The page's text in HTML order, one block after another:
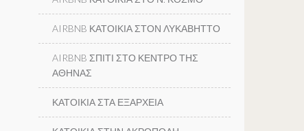
AIRBNB ΚΑΤΟΙΚΙΑ ΣΤΟΝ ΛΥΚΑΒΗΤΤΟ
AIRBNB ΣΠΙΤΙ ΣΤΟ ΚΕΝΤΡΟ ΤΗΣ
ΑΘΗΝΑΣ
ΚΑΤΟΙΚΙΑ ΣΤΑ ΕΞΑΡΧΕΙΑ